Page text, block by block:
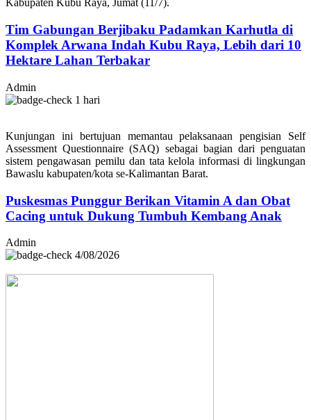
Kabupaten Kubu Raya, Jumat (11/7).
Tim Gabungan Berjibaku Padamkan Karhutla di
Komplek Arwana Indah Kubu Raya, Lebih dari 10
Hektare Lahan Terbakar
Admin
1 hari
Kunjungan ini bertujuan memantau pelaksanaan pengisian Self
Assessment Questionnaire (SAQ) sebagai bagian dari penguatan
sistem pengawasan pemilu dan tata kelola informasi di lingkungan
Bawaslu kabupaten/kota se-Kalimantan Barat.
Puskesmas Punggur Berikan Vitamin A dan Obat
Cacing untuk Dukung Tumbuh Kembang Anak
Admin
4/08/2026